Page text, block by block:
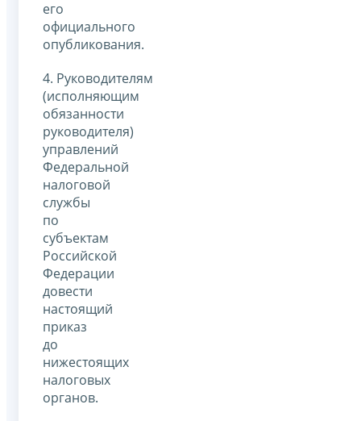
его
официального
опубликования.
4. Руководителям
(исполняющим
обязанности
руководителя)
управлений
Федеральной
налоговой
службы
по
субъектам
Российской
Федерации
довести
настоящий
приказ
до
нижестоящих
налоговых
органов.